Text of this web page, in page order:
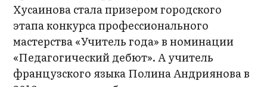
Хусаинова стала призером городского
этапа конкурса профессионального
мастерства «Учитель года» в номинации
«Педагогический дебют». А учитель
французского языка Полина Андриянова в